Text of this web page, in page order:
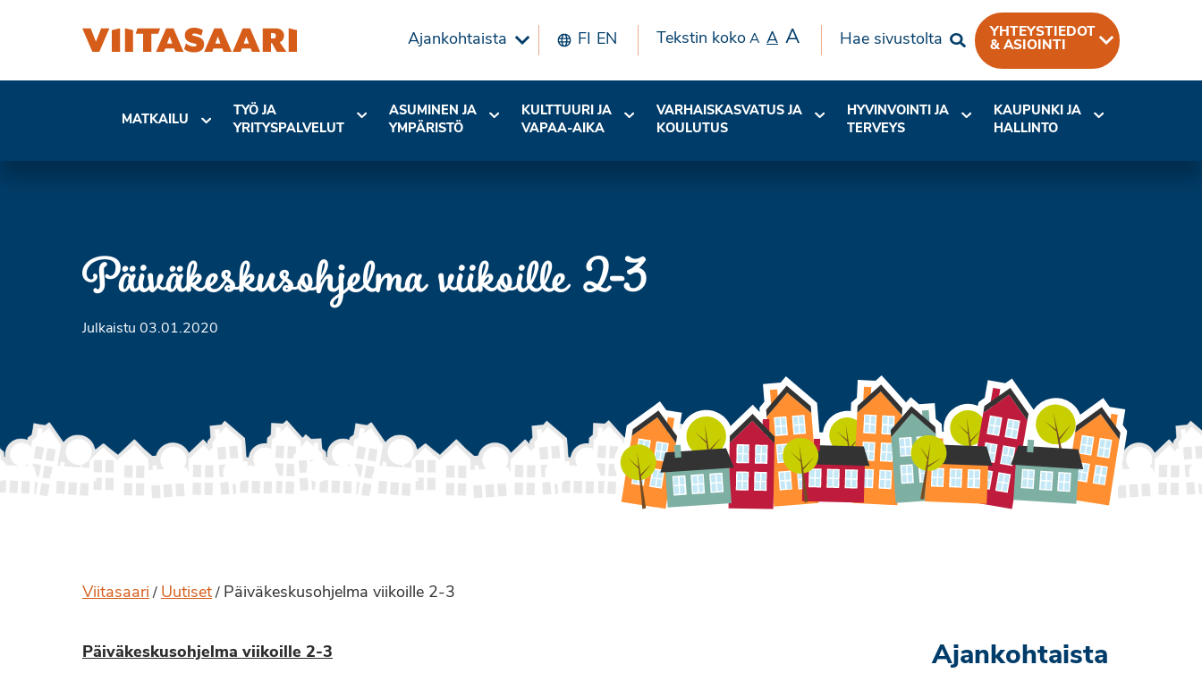
Ajankohtaista FI EN Tekstin koko A A A Hae sivustolta
YHTEYSTIEDOT
& ASIOINTI
MATKAILU
TYÖ JA
YRITYSPALVELUT
ASUMINEN JA
YMPÄRISTÖ
KULTTUURI JA
VAPAA-AIKA
VARHAISKASVATUS JA
KOULUTUS
HYVINVOINTI JA
TERVEYS
KAUPUNKI JA
HALLINTO
Päiväkeskusohjelma viikoille 2-3
Julkaistu 03.01.2020
Viitasaari / Uutiset / Päiväkeskusohjelma viikoille 2-3
Päiväkeskusohjelma viikoille 2-3 Ajankohtaista